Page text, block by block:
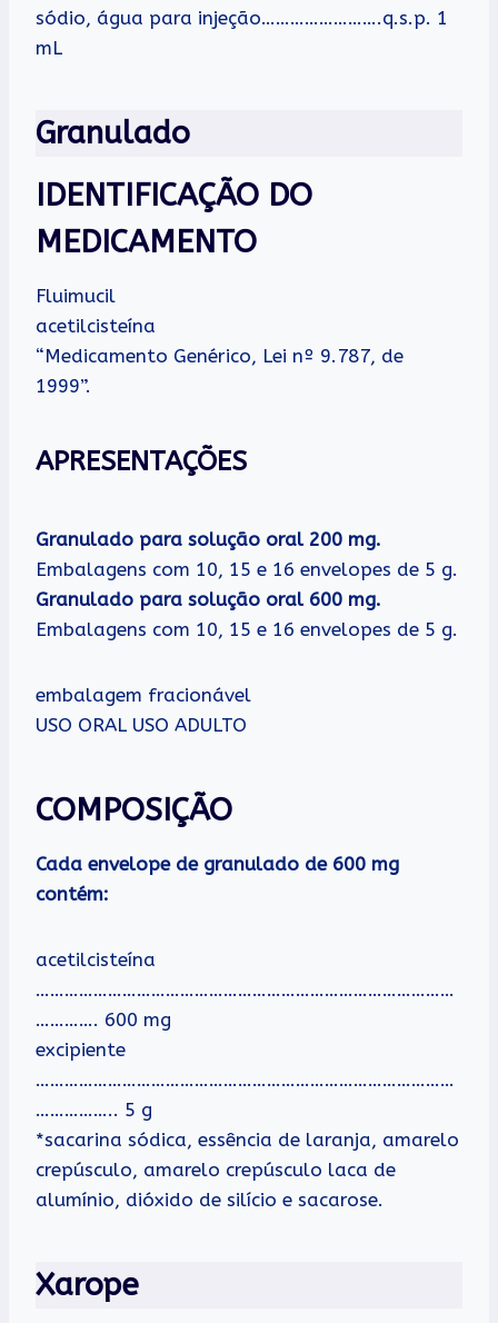
sódio, água para injeção…………………….q.s.p. 1
mL
Granulado
IDENTIFICAÇÃO DO
MEDICAMENTO
Fluimucil
acetilcisteína
“Medicamento Genérico, Lei nº 9.787, de
1999”.
APRESENTAÇÕES
Granulado para solução oral 200 mg.
Embalagens com 10, 15 e 16 envelopes de 5 g.
Granulado para solução oral 600 mg.
Embalagens com 10, 15 e 16 envelopes de 5 g.
embalagem fracionável
USO ORAL USO ADULTO
COMPOSIÇÃO
Cada envelope de granulado de 600 mg
contém:
acetilcisteína
……………………………………………………………………………
…………. 600 mg
excipiente
……………………………………………………………………………
…………….. 5 g
*sacarina sódica, essência de laranja, amarelo
crepúsculo, amarelo crepúsculo laca de
alumínio, dióxido de silício e sacarose.
Xarope